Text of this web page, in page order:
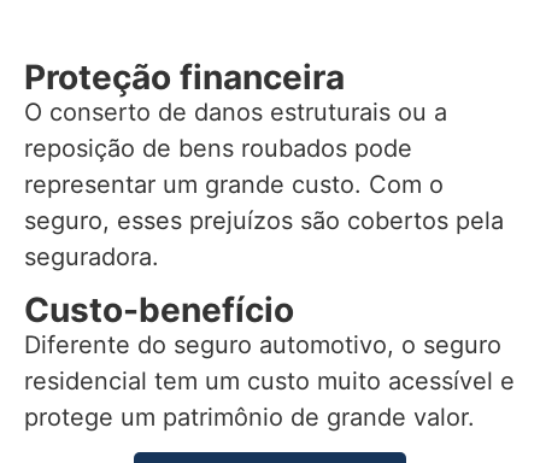
Proteção financeira
O conserto de danos estruturais ou a
reposição de bens roubados pode
representar um grande custo. Com o
seguro, esses prejuízos são cobertos pela
seguradora.
Custo-benefício
Diferente do seguro automotivo, o seguro
residencial tem um custo muito acessível e
protege um patrimônio de grande valor.